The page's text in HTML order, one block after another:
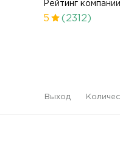
Рейтинг компании
5 (2312)
Выход